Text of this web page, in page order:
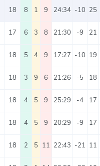
18 8 1 9 24:34 -10 25
17 6 3 8 21:30 -9 21
18 5 4 9 17:27 -10 19
18 3 9 6 21:26 -5 18
18 4 5 9 25:29 -4 17
18 4 5 9 20:29 -9 17
18 2 5 11 22:43 -21 11